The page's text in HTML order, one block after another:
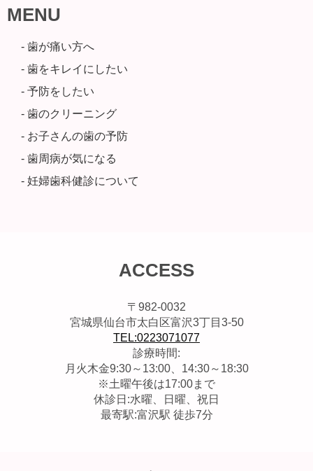
MENU
- 歯が痛い方へ
- 歯をキレイにしたい
- 予防をしたい
- 歯のクリーニング
- お子さんの歯の予防
- 歯周病が気になる
- 妊婦歯科健診について
ACCESS
〒982-0032
宮城県仙台市太白区富沢3丁目3-50
TEL:0223071077
診療時間:
月火木金9:30～13:00、14:30～18:30
※土曜午後は17:00まで
休診日:水曜、日曜、祝日
最寄駅:富沢駅 徒歩7分